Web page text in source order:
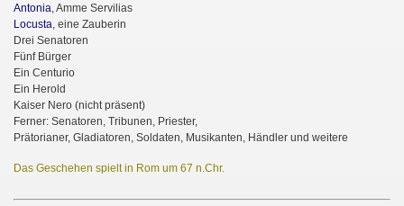
Antonia , Amme Servilias
Locusta , eine Zauberin
Drei Senatoren
Fünf Bürger
Ein Centurio
Ein Herold
Kaiser Nero (nicht präsent)
Ferner: Senatoren, Tribunen, Priester,
Prätorianer, Gladiatoren, Soldaten, Musikanten, Händler und weitere
Das Geschehen spielt in Rom um 67 n.Chr.